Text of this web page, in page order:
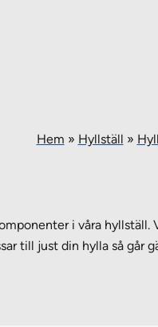
Hem » Hyllställ »
i våra
till just din hylla så går